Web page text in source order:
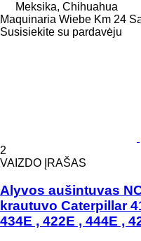
Meksika, Chihuahua
Maquinaria Wiebe Km 24
Susisiekite su pardavėju
2
VAIZDO ĮRAŠAS
Alyvos aušintuvas
krautuvo Caterpillar
434E , 422E , 444E ,